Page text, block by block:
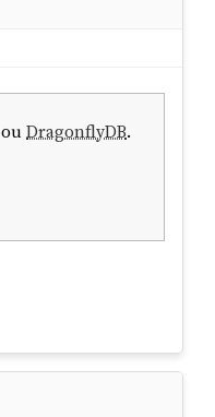
ouDragonflyDB.